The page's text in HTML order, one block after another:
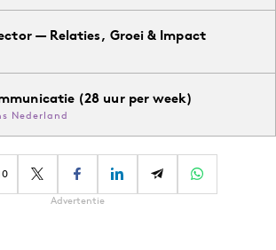
— Relaties, Groei & Impact
(28 uur per week)
Nederland
0
Advertentie